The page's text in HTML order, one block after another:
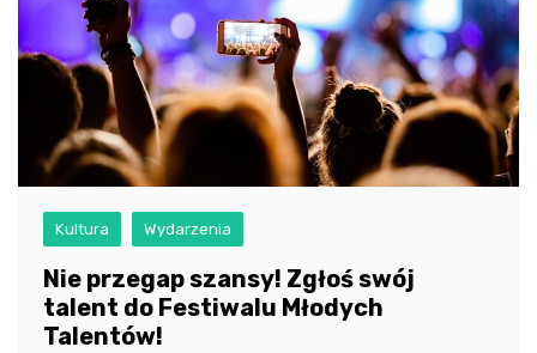
Kultura Wydarzenia
Nie przegap szansy! Zgłoś swój
talent do Festiwalu Młodych
Talentów!